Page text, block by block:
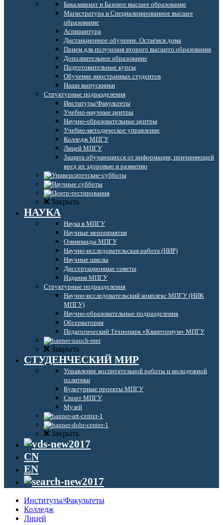
Бакалавриат и Базовое высшее образование
Магистратура и Специализированное высшее
образование
Аспирантура
Дистанционное обучение. Остаёмся дома
Прием для получения второго высшего образования
Дополнительное образование
Подготовительные курсы
Обучение иностранных студентов
Наши выпускники
Структурные подразделения
Институты/Факультеты
Учебно-научные центры
Научно-образовательные центры
Учебно-методическое управление
Колледж МПГУ
Лицей МПГУ
Защита обучающихся от информации, причиняющей
вред их здоровью и развитию
Закрыть
НАУКА
Наука в МПГУ
Научные мероприятия
Олимпиады МПГУ
Научно-исследовательская работа (НИР)
Научные школы
Диссертационные советы
Издания МПГУ
Структурные подразделения
Научно-исследовательский комплекс МПГУ (НИК
МПГУ)
Научно-образовательные подразделения
Обсерватория
Педагогический Технопарк «Кванториум» МПГУ
Закрыть
СТУДЕНЧЕСКИЙ МИР
Управление воспитательной работы и молодежной
политики
Культурные проекты МПГУ
Спорт МПГУ
Музей
Закрыть
CN
EN
Институты/Факультеты
Колледж
Лицей